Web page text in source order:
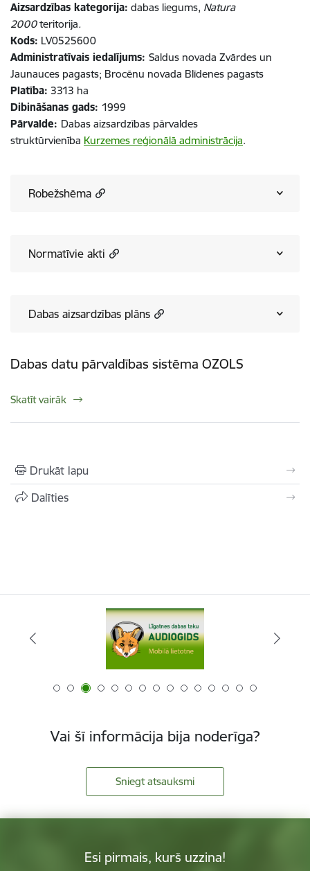
Aizsardzības kategorija: dabas liegums, Natura
2000teritorija.
Kods: LV0525600
Administratīvais iedalījums: Saldus novada Zvārdes un
Jaunauces pagasts; Brocēnu novada Blīdenes pagasts
Platība: 3313 ha
Dibināšanas gads: 1999
Pārvalde: Dabas aizsardzības pārvaldes
struktūrvienība Kurzemes reģionālā administrācija.
Robežshēma
Normatīvie akti
Dabas aizsardzības plāns
Dabas datu pārvaldības sistēma OZOLS
Skatīt vairāk
Drukāt lapu
Dalīties
Vai šī informācija bija noderīga?
Sniegt atsauksmi
Esi pirmais, kurš uzzina!